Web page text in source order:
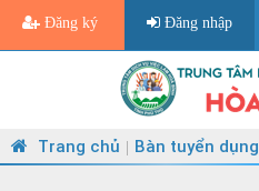
Đăng ký Đăng nhập
Trang chủ Bàn tuyển dụng